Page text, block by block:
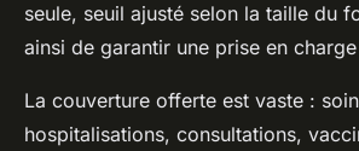
seule, seuil ajusté selon la taille du
ainsi de garantir une prise en
La couverture offerte est vaste :
hospitalisations, consultations,